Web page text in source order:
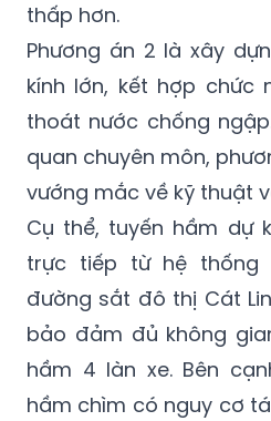
thấp hơn.
Phương án 2 là xây
kính lớn, kết hợp chức
thoát nước chống
quan chuyên môn,
vướng mắc về kỹ thuật
Cụ thể, tuyến hầm dự
trực tiếp từ hệ thống
đường sắt đô thị Cát
bảo đảm đủ không
hầm 4 làn xe. Bên
hầm chìm có nguy cơ